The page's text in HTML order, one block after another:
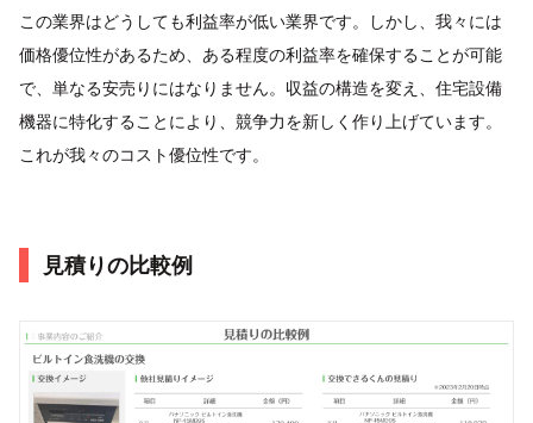
この業界はどうしても利益率が低い業界です。しかし、我々には
価格優位性があるため、ある程度の利益率を確保することが可能
で、単なる安売りにはなりません。収益の構造を変え、住宅設備
機器に特化することにより、競争力を新しく作り上げています。
これが我々のコスト優位性です。
見積りの比較例